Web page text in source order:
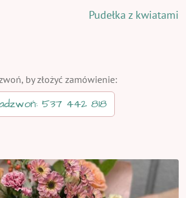
Pudełka z kwiatami
by złożyć zamówienie:
537 442 818